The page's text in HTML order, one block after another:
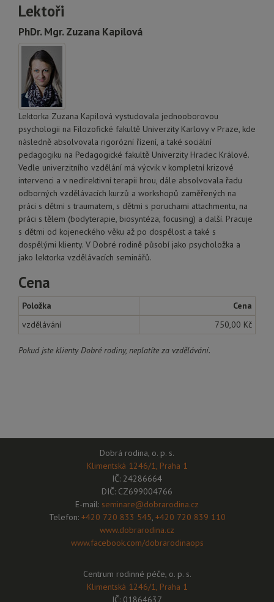
Lektoři
PhDr. Mgr. Zuzana Kapilová
Lektorka Zuzana Kapilová vystudovala jednooborovou
psychologii na Filozofické fakultě Univerzity Karlovy v Praze, kde
následně absolvovala rigorózní řízení, a také sociální
pedagogiku na Pedagogické fakultě Univerzity Hradec Králové.
Vedle univerzitního vzdělání má výcvik v kompletní krizové
intervenci a v nedirektivní terapii hrou, dále absolvovala řadu
odborných vzdělávacích kurzů a workshopů zaměřených na
práci s dětmi s traumatem, s dětmi s poruchami attachmentu, na
práci s tělem (bodyterapie, biosyntéza, focusing) a další. Pracuje
s dětmi od kojeneckého věku až po dospělost a také s
dospělými klienty. V Dobré rodině působí jako psycholožka a
jako lektorka vzdělávacích seminářů.
Cena
Položka
Cena
vzdělávání
750,00 Kč
Pokud jste klienty Dobré rodiny, neplatíte za vzdělávání.
Dobrá rodina, o. p. s.
Klimentská 1246/1, Praha 1
IČ: 24286664
DIČ: CZ699004766
E-mail: seminare@dobrarodina.cz
Telefon: +420 720 833 545, +420 720 839 110
www.dobrarodina.cz
www.facebook.com/dobrarodinaops
Centrum rodinné péče, o. p. s.
Klimentská 1246/1, Praha 1
IČ: 01864637